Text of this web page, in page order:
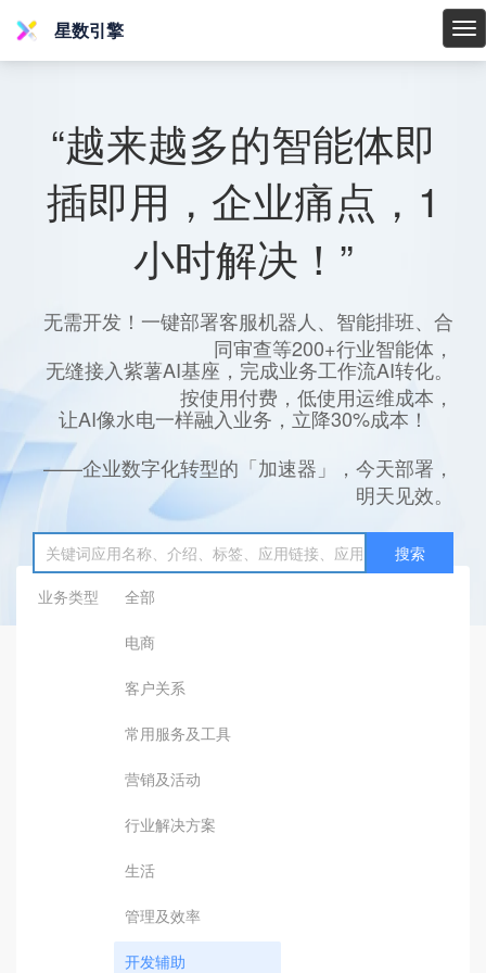
星
星数引擎
“越来越多的智能体即
插即用，企业痛点，1
小时解决！”
无需开发！一键部署客服机器人、智能排班、合
同审查等200+行业智能体，
无缝接入紫薯AI基座，完成业务工作流AI转化。
按使用付费，低使用运维成本，
让AI像水电一样融入业务，立降30%成本！
——企业数字化转型的「加速器」，今天部署，
明天见效。
搜索
业务类型
全部
电商
客户关系
常用服务及工具
营销及活动
行业解决方案
生活
管理及效率
开发辅助